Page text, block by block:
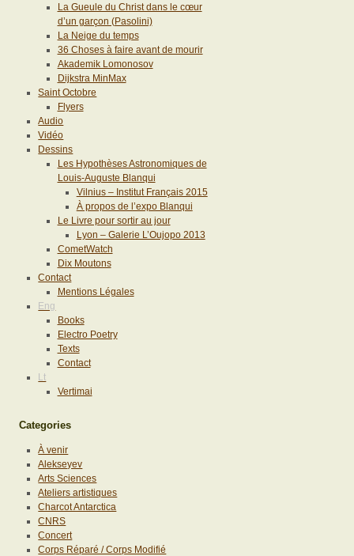
La Gueule du Christ dans le cœur
d’un garçon (Pasolini)
La Neige du temps
36 Choses à faire avant de mourir
Akademik Lomonosov
Dijkstra MinMax
Saint Octobre
Flyers
Audio
Vidéo
Dessins
Les Hypothèses Astronomiques de
Louis-Auguste Blanqui
Vilnius – Institut Français 2015
À propos de l’expo Blanqui
Le Livre pour sortir au jour
Lyon – Galerie L’Oujopo 2013
CometWatch
Dix Moutons
Contact
Mentions Légales
Eng
Books
Electro Poetry
Texts
Contact
Lt
Vertimai
Categories
À venir
Alekseyev
Arts Sciences
Ateliers artistiques
Charcot Antarctica
CNRS
Concert
Corps Réparé / Corps Modifié